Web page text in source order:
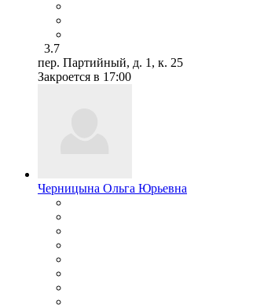
3.7
пер. Партийный, д. 1, к. 25
Закроется в 17:00
Черницына Ольга Юрьевна